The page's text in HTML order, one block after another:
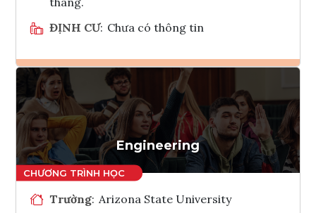
ĐỊNH CƯ: Chưa có thông tin
Ghi danh
Tham vấn Interlink
Engineering
Trường: Arizona State University